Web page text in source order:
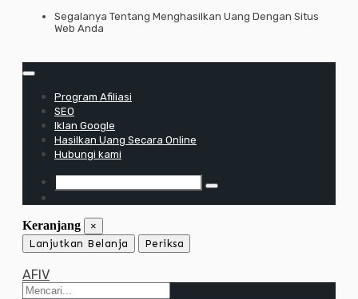
LewatiSegalanya Tentang Menghasilkan Uang Dengan Situs
Web Anda
Program Afiliasi
SEO
Iklan Google
Hasilkan Uang Secara Online
Hubungi kami
Keranjang ×
Lanjutkan Belanja Periksa
AFIV